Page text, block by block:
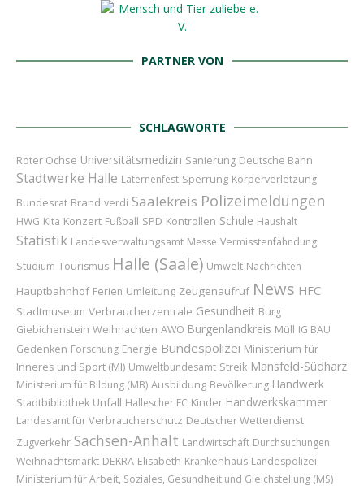
PARTNER VON
SCHLAGWORTE
Roter Ochse Universitätsmedizin Sanierung Deutsche Bahn
Stadtwerke Halle Laternenfest Sperrung Körperverletzung
Bundesrat Brand verdi Saalekreis Polizeimeldungen
HWG Kita Konzert Fußball SPD Kontrollen Schule Haushalt
Statistik Landesverwaltungsamt Messe Vermisstenfahndung
Studium Tourismus Halle (Saale) Umwelt Nachrichten
Hauptbahnhof Ferien Umleitung Zeugenaufruf News HFC
Stadtmuseum Verbraucherzentrale Gesundheit Burg
Giebichenstein Weihnachten AWO Burgenlandkreis Müll IG BAU
Gedenken Forschung Energie Bundespolizei Ministerium für
Inneres und Sport (MI) Umweltbundesamt Streik Mansfeld-Südharz
Ministerium für Bildung (MB) Ausbildung Bevölkerung Handwerk
Stadtbibliothek Unfall Hallescher FC Kinder Handwerkskammer
Landesamt für Verbraucherschutz Deutscher Wetterdienst
Zugverkehr Sachsen-Anhalt Landwirtschaft Durchsuchungen
Weihnachtsmarkt DEKRA Elisabeth-Krankenhaus Landespolizei
Ministerium für Arbeit, Soziales, Gesundheit und Gleichstellung (MS)